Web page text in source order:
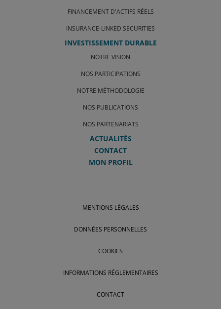
FINANCEMENT D'ACTIFS RÉELS
INSURANCE-LINKED SECURITIES
INVESTISSEMENT DURABLE
NOTRE VISION
NOS PARTICIPATIONS
NOTRE MÉTHODOLOGIE
NOS PUBLICATIONS
NOS PARTENARIATS
ACTUALITÉS
CONTACT
MON PROFIL
MENTIONS LÉGALES
DONNÉES PERSONNELLES
COOKIES
INFORMATIONS RÉGLEMENTAIRES
CONTACT